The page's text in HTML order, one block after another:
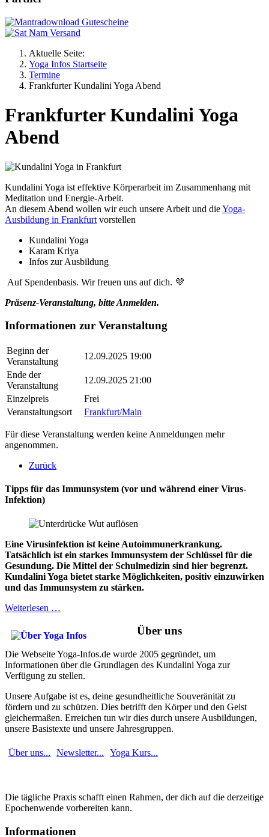
Aktuelle Seite:
Yoga Infos Startseite
Termine
Frankfurter Kundalini Yoga Abend
Frankfurter Kundalini Yoga
Abend
Kundalini Yoga ist effektive Körperarbeit im Zusammenhang mit
Meditation und Energie-Arbeit.
An diesem Abend wollen wir euch unsere Arbeit und dieYoga-
Ausbildung in Frankfurt vorstellen
Kundalini Yoga
Karam Kriya
Infos zur Ausbildung
Auf Spendenbasis. Wir freuen uns auf dich. 💜
Präsenz-Veranstaltung, bitte Anmelden.
Informationen zur Veranstaltung
Beginn der
Veranstaltung
12.09.2025 19:00
Ende der
Veranstaltung
12.09.2025 21:00
Einzelpreis
Frei
Veranstaltungsort
Frankfurt/Main
Für diese Veranstaltung werden keine Anmeldungen mehr
angenommen.
Zurück
Tipps für das Immunsystem (vor und während einer Virus-
Infektion)
Eine Virusinfektion ist keine Autoimmunerkrankung.
Tatsächlich ist ein starkes Immunsystem der Schlüssel für die
Gesundung. Die Mittel der Schulmedizin sind hier begrenzt.
Kundalini Yoga bietet starke Möglichkeiten, positiv einzuwirken
und das Immunsystem zu stärken.
Weiterlesen …
Über uns
Die Webseite Yoga-Infos.de wurde 2005 gegründet, um
Informationen über die Grundlagen des Kundalini Yoga zur
Verfügung zu stellen.
Unsere Aufgabe ist es, deine gesundheitliche Souveränität zu
fördern und zu schützen. Dies betrifft den Körper und den Geist
gleichermaßen. Erreichen tun wir dies durch unsere Ausbildungen,
unsere Basistexte und unsere Jahresgruppen.
Über uns... Newsletter... Yoga Kurs...
Die tägliche Praxis schafft einen Rahmen, der dich auf die derzeitige
Epochenwende vorbereiten kann.
Informationen